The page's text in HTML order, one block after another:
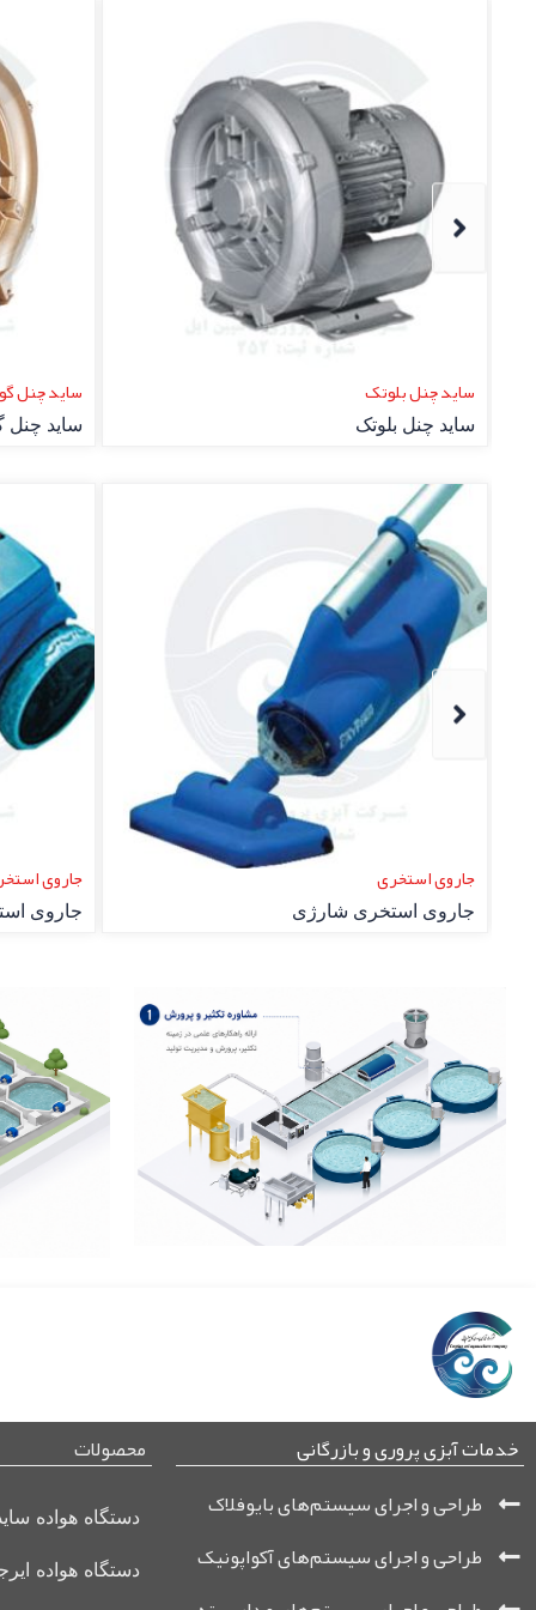
ساید چنل کالمو
ساید چنل کالمو
ساید چنل
ساید
جاروی استخری
جاروی استخری نیمه‌اتوماتیک
جاروی
جاروی
خدمات آبزی پروری و بازرگانی
طراحی و اجرای سیستم‌های بایوفلاک
طراحی و اجرای سیستم‌های آکواپونیک
محصولات
دستگاه هواده
دستگاه هواده